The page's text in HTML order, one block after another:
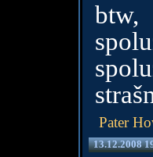
btw,
Pater
13.12.2008